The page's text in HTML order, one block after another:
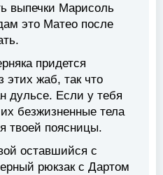
выпечки Марисоль
это Матео после
придется
этих жаб, так что
дульсе. Если у тебя
безжизненные тела
твоей поясницы.
оставшийся с
рюкзак с Дартом